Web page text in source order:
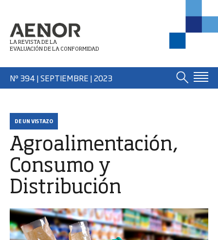
LA REVISTA DE LA
EVALUACIÓN DE LA CONFORMIDAD
Nº 394 | SEPTIEMBRE | 2023
DE UN VISTAZO
Agroalimentación,
Consumo y
Distribución